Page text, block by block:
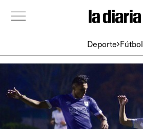
Deporte Fútbol